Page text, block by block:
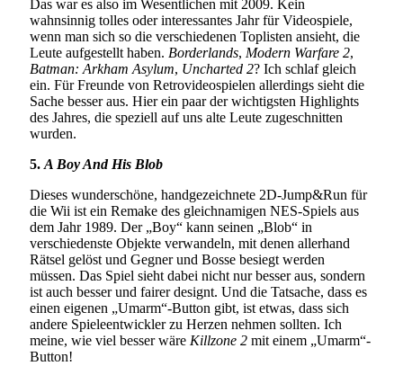
Das war es also im Wesentlichen mit 2009. Kein
wahnsinnig tolles oder interessantes Jahr für Videospiele,
wenn man sich so die verschiedenen Toplisten ansieht, die
Leute aufgestellt haben. Borderlands, Modern Warfare 2,
Batman: Arkham Asylum, Uncharted 2? Ich schlaf gleich
ein. Für Freunde von Retrovideospielen allerdings sieht die
Sache besser aus. Hier ein paar der wichtigsten Highlights
des Jahres, die speziell auf uns alte Leute zugeschnitten
wurden.
5.A Boy And His Blob
Dieses wunderschöne, handgezeichnete 2D-Jump&Run für
die Wii ist ein Remake des gleichnamigen NES-Spiels aus
dem Jahr 1989. Der „Boy“ kann seinen „Blob“ in
verschiedenste Objekte verwandeln, mit denen allerhand
Rätsel gelöst und Gegner und Bosse besiegt werden
müssen. Das Spiel sieht dabei nicht nur besser aus, sondern
ist auch besser und fairer designt. Und die Tatsache, dass es
einen eigenen „Umarm“-Button gibt, ist etwas, dass sich
andere Spieleentwickler zu Herzen nehmen sollten. Ich
meine, wie viel besser wäre Killzone 2 mit einem „Umarm“-
Button!